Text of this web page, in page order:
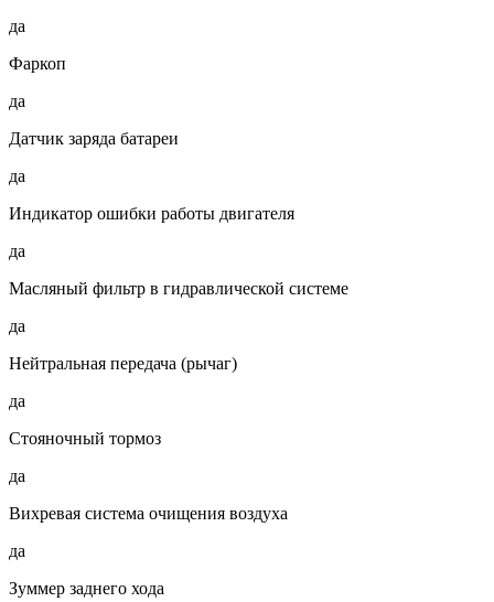
да
Фаркоп
да
Датчик заряда батареи
да
Индикатор ошибки работы двигателя
да
Масляный фильтр в гидравлической системе
да
Нейтральная передача (рычаг)
да
Стояночный тормоз
да
Вихревая система очищения воздуха
да
Зуммер заднего хода